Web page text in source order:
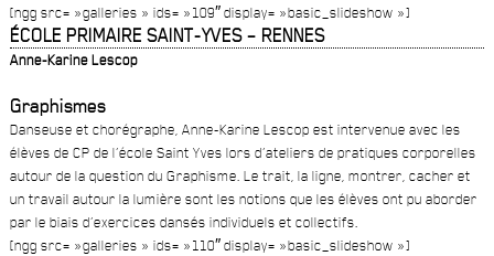
[ngg src= »galleries » ids= »109″ display= »basic_slideshow »]
ÉCOLE PRIMAIRE SAINT-YVES– RENNES
Anne-Karine Lescop
Graphismes
Danseuse et chorégraphe, Anne-Karine Lescop est intervenue avec les
élèves de CP de l’école Saint Yves lors d’ateliers de pratiques corporelles
autour de la question du Graphisme. Le trait, la ligne, montrer, cacher et
un travail autour la lumière sont les notions que les élèves ont pu aborder
par le biais d’exercices dansés individuels et collectifs.
[ngg src= »galleries » ids= »110″ display= »basic_slideshow »]